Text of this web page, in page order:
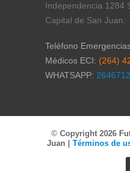
Independencia 1284
Capital de San Juan.
Teléfono
Médicos ECI: (264)
WHATSAPP:
© Copyright 2026
Juan
Términos de